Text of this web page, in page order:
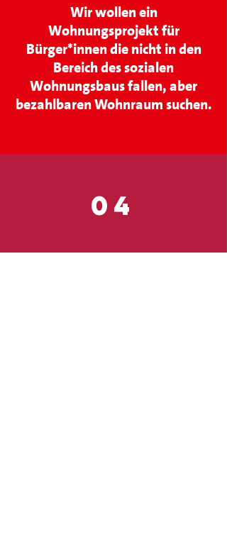
Wir wollen ein
Wohnungsprojekt für
Bürger*innen die nicht in den
Bereich des sozialen
Wohnungsbaus fallen, aber
bezahlbaren Wohnraum suchen.
04